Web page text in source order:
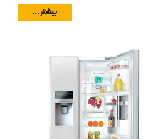
بیشتر ...